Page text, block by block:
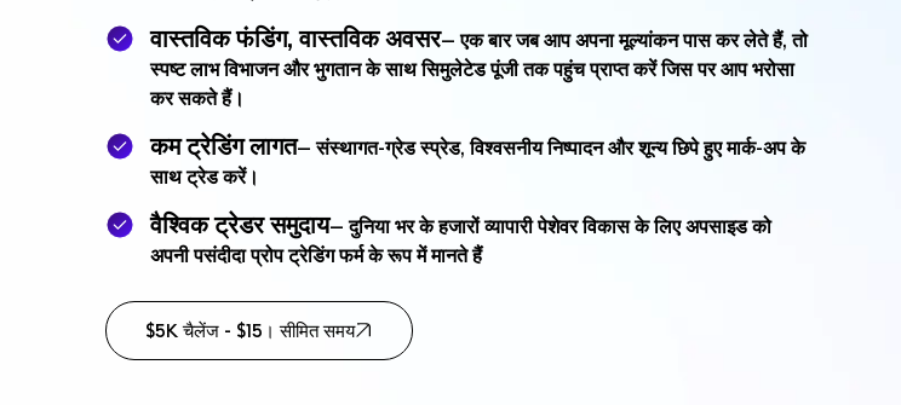
वास्तविक फंडिंग, वास्तविक अवसर— एक बार जब आप अपना मूल्यांकन पास कर लेते हैं, तो
स्पष्ट लाभ विभाजन और भुगतान के साथ सिमुलेटेड पूंजी तक पहुंच प्राप्त करें जिस पर आप भरोसा
कर सकते हैं।
कम ट्रेडिंग लागत— संस्थागत-ग्रेड स्प्रेड, विश्वसनीय निष्पादन और शून्य छिपे हुए मार्क-अप के
साथ ट्रेड करें।
वैश्विक ट्रेडर समुदाय— दुनिया भर के हजारों व्यापारी पेशेवर विकास के लिए अपसाइड को
अपनी पसंदीदा प्रोप ट्रेडिंग फर्म के रूप में मानते हैं
$5K चैलेंज - $15। सीमित समय